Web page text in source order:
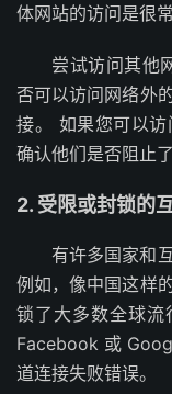
体网站的访问是很常
尝试访问其他
否可以访问网络外
接。 如果您可以
确认他们是否阻止
2. 受限或封锁的
有许多国家和
例如，像中国这样
锁了大多数全球流
Facebook 或
道连接失败错误。